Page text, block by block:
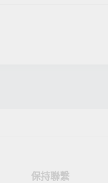
保持聯繫